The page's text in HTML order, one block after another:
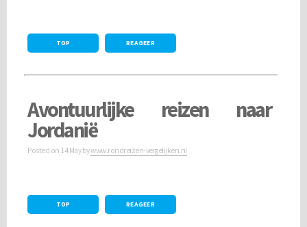
TOP REAGEER
Avontuurlijke reizen naar
Jordanië
Posted on 14 Maybywww.rondreizen-vergelijken.nl
TOP REAGEER